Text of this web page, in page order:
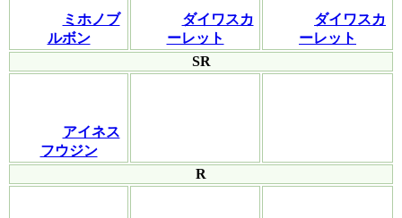
ミホノブ
ルボン
ダイワスカ
ーレット
ダイワスカ
ーレット
SR
アイネス
フウジン
R